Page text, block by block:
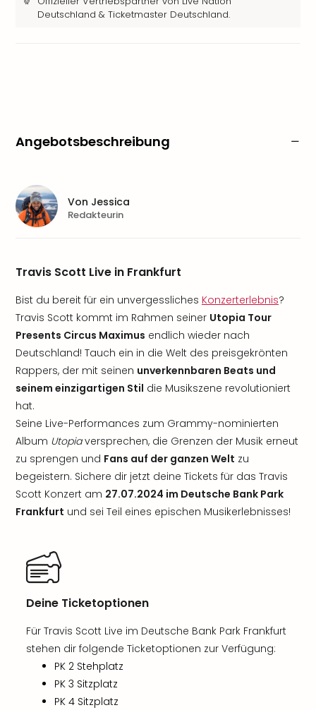
Deutschland & Ticketmaster Deutschland.
Angebotsbeschreibung
Travis Scott Live in Frankfurt
Bist du bereit für ein unvergessliches Konzerterlebnis?
Travis Scott kommt im Rahmen seiner Utopia Tour
Presents Circus Maximus endlich wieder nach
Deutschland! Tauch ein in die Welt des preisgekrönten
Rappers, der mit seinen unverkennbaren Beats und
seinem einzigartigen Stil die Musikszene revolutioniert
hat.
Seine Live-Performances zum Grammy-nominierten
Album Utopiaversprechen, die Grenzen der Musik erneut
zu sprengen und Fans auf der ganzen Welt zu
begeistern. Sichere dir jetzt deine Tickets für das Travis
Scott Konzert am 27.07.2024 im Deutsche Bank Park
Frankfurt und sei Teil eines epischen Musikerlebnisses!
Deine Ticketoptionen
Für Travis Scott Live im Deutsche Bank Park Frankfurt
stehen dir folgende Ticketoptionen zur Verfügung:
PK 2 Stehplatz
PK 3 Sitzplatz
PK 4 Sitzplatz
Von Jessica
Redakteurin